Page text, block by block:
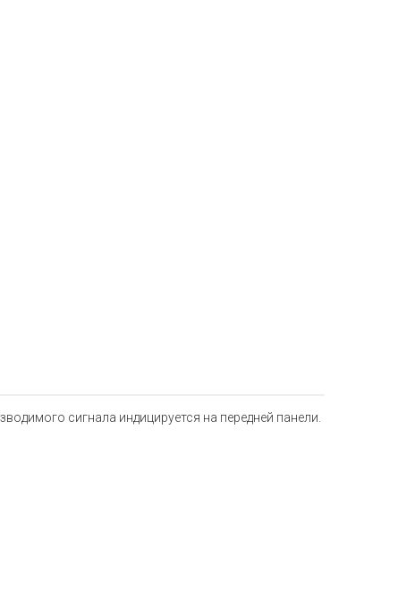
сигнала индицируется на передней панели.